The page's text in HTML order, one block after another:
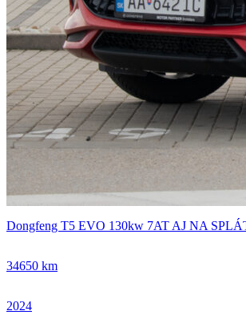
Dongfeng T5 EVO 130kw 7AT AJ NA
34650 km
2024